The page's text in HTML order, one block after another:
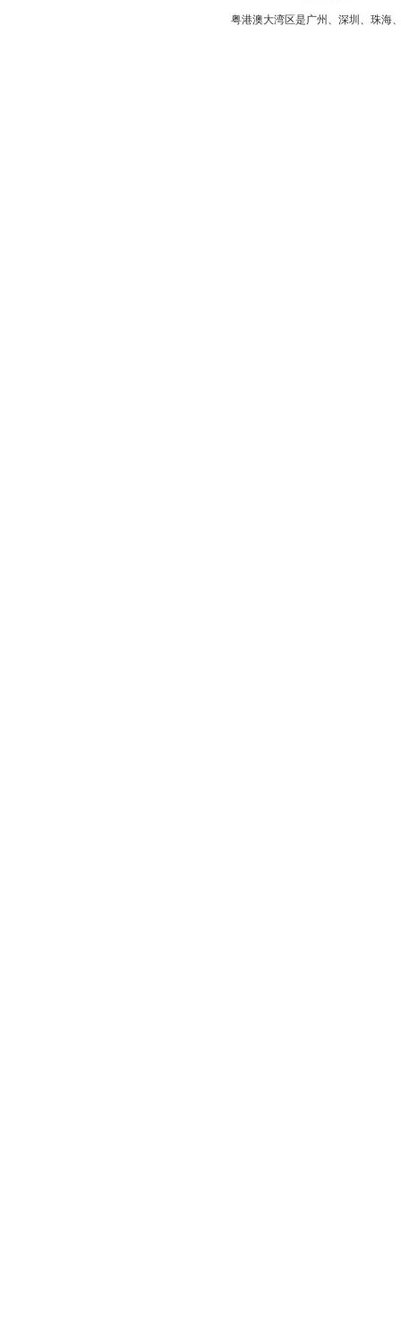
粤港澳大湾区是广州 、 深圳 、 珠海